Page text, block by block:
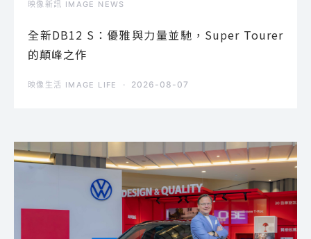
映像新訊 IMAGE NEWS
全新DB12 S：優雅與力量並馳，Super Tourer
的顛峰之作
映像生活 IMAGE LIFE 2026-08-07